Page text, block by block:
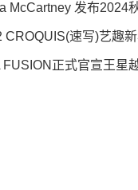
McCartney 发布2024
CROQUIS(速写)艺趣新
首场新年速友
FUSION正式官宣王星